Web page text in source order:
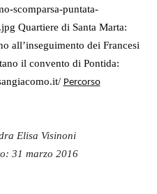
scomparsa-puntata-
Quartiere di Santa Marta:
all’inseguimento dei Francesi
il convento di Pontida:
Percorso
Elisa Visinoni
31 marzo 2016